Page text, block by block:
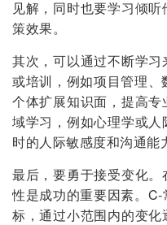
见解，同时也要学习倾
策效果。
其次，可以通过不断学
或培训，例如项目管理
个体扩展知识面，提高
域学习，例如心理学或
时的人际敏感度和沟通能
最后，要勇于接受变化
性是成功的重要因素。
标，通过小范围内的变